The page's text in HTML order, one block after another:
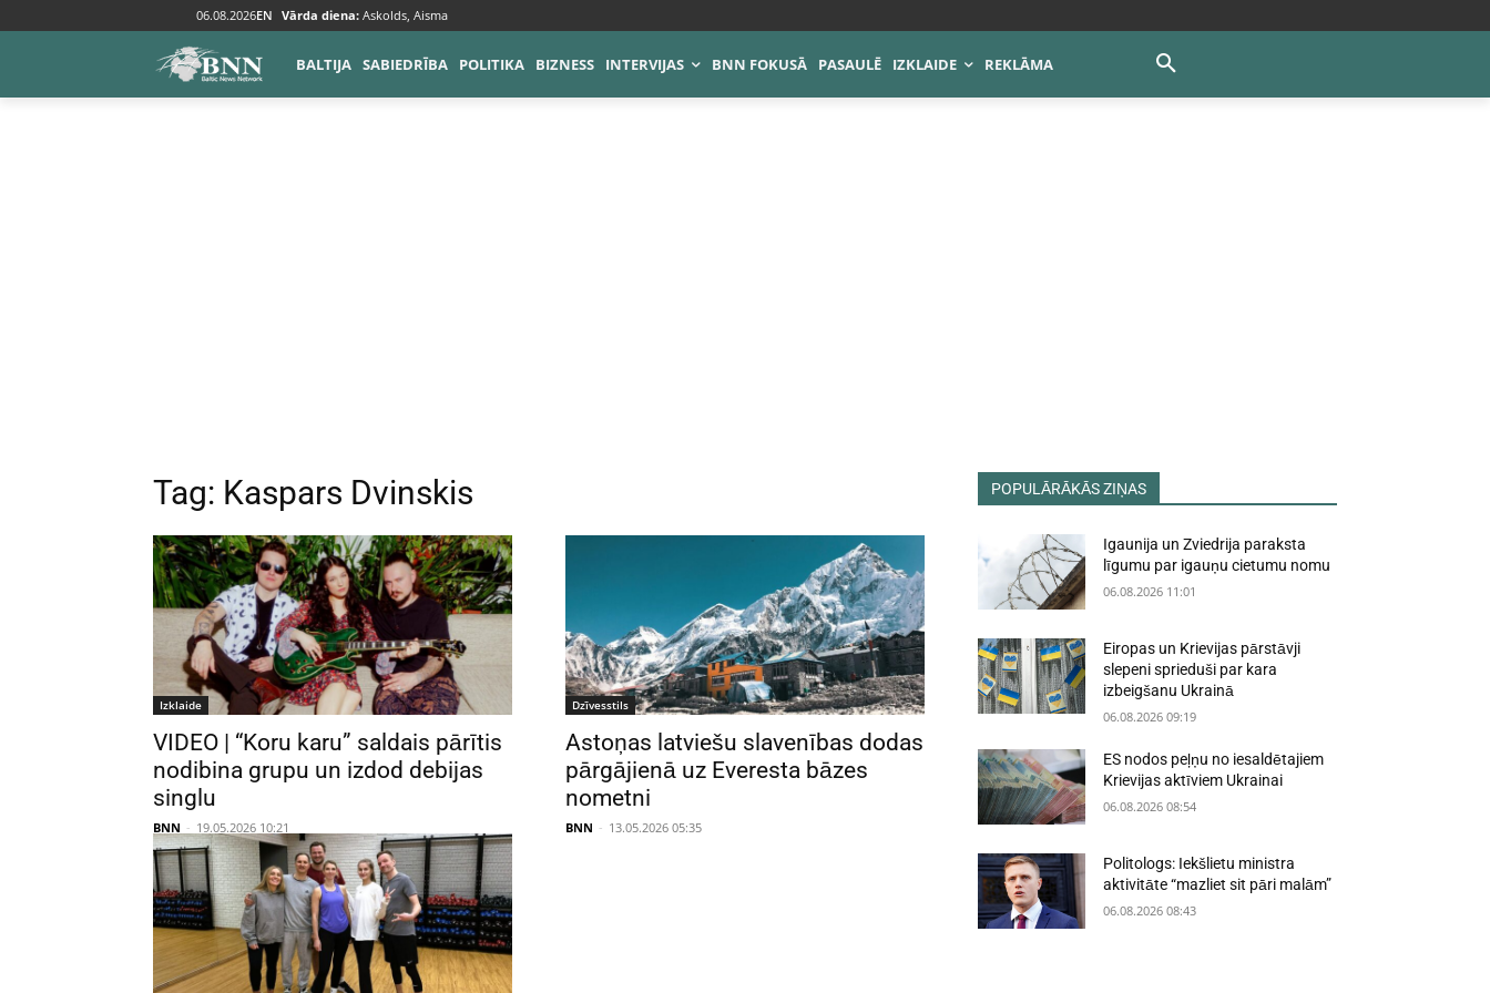
06.08.2026EN Vārda diena: Askolds, Aisma
BALTIJA SABIEDRĪBA POLITIKA BIZNESS INTERVIJAS BNN FOKUSĀ PASAULĒ IZKLAIDE REKLĀMA
Tags Kaspars Dvinskis
Tag: Kaspars Dvinskis
Izklaide
VIDEO | “Koru karu” saldais pārītis
nodibina grupu un izdod debijas
singlu
BNN - 19.05.2026 10:21
Dzīvesstils
Astoņas latviešu slavenības dodas
pārgājienā uz Everesta bāzes
nometni
BNN - 13.05.2026 05:35
POPULĀRĀKĀS ZIŅAS
Igaunija un Zviedrija paraksta
līgumu par igauņu cietumu nomu
06.08.2026 11:01
Eiropas un Krievijas pārstāvji
slepeni sprieduši par kara
izbeigšanu Ukrainā
06.08.2026 09:19
ES nodos peļņu no iesaldētajiem
Krievijas aktīviem Ukrainai
06.08.2026 08:54
Politologs: Iekšlietu ministra
aktivitāte “mazliet sit pāri malām”
06.08.2026 08:43